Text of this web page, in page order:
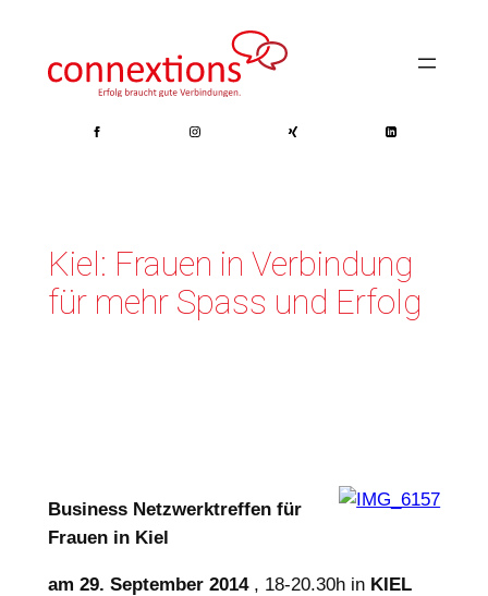
springen
Kiel: Frauen in Verbindung
für mehr Spass und Erfolg
Business Netzwerktreffen für
Frauen in Kiel
am 29. September 2014, 18-20.30h in KIEL